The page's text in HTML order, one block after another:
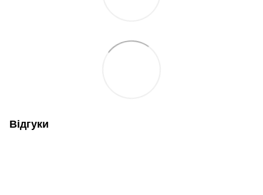
Відгуки